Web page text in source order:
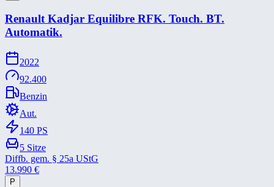
Renault Kadjar Equilibre RFK. Touch. BT.
Automatik.
2022
92.400
Benzin
Aut.
140 PS
5 Sitze
Diffb. gem. § 25a UStG
13.990 €
P